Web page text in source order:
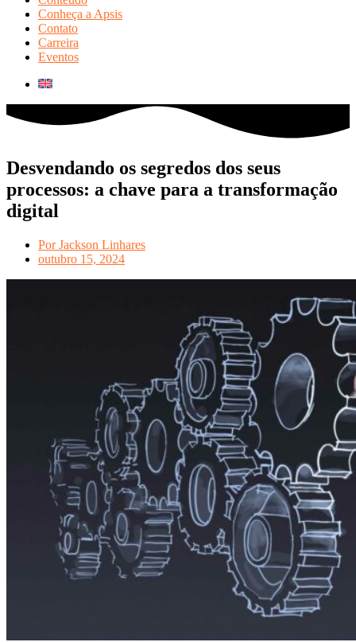
Conheça a Apsis
Contato
Carreira
Eventos
Desvendando os segredos dos seus
processos: a chave para a transformação
digital
PorJackson Linhares
outubro 15, 2024